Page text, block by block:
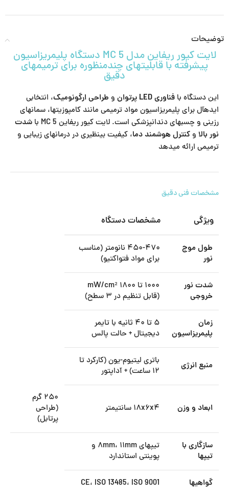
توضیحات
لایت کیور ریفاین مدل MC 5 دستگاه پلیمریزاسیون
پیشرفته با قابلیتهای چندمنظوره برای ترمیمهای
دقیق
این دستگاه با فناوری LED پرتوان و طراحی ارگونومیک، انتخابی
ایدهآل برای پلیمریزاسیون مواد ترمیمی مانند کامپوزیتها، سمانهای
رزینی و چسبهای دندانپزشکی است. لایت کیور ریفاین MC 5 با
شدت
نور بالا و کنترل هوشمند دما، کیفیت بینظیری در درمانهای زیبایی و
ترمیمی ارائه میدهد
مشخصات فنی دقیق
ویژگی مشخصات دستگاه
طول موج
نور
۴۵۰-۴۷۰ نانومتر (مناسب
برای مواد فتواکتیو)
شدت نور
خروجی
۱۰۰۰ تا ۱۸۰۰ mW/cm²
(قابل تنظیم در ۳ سطح)
زمان
پلیمریزاسیون
۵ تا ۴۰ ثانیه با تایمر
دیجیتال + حالت پالس
منبع انرژی
باتری لیتیوم-یون (کارکرد تا
۱۲ ساعت) + آداپتور
ابعاد و وزن ۱۸x۶x۴ سانتیمتر
۲۵۰ گرم
(طراحی
پرتابل)
سازگاری با
تیپها
تیپهای ۸mm، ۱۱mm و
پوینتی استاندارد
گواهیها CE، ISO 13485، ISO 9001